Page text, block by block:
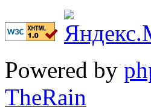
Powered by
TheRain